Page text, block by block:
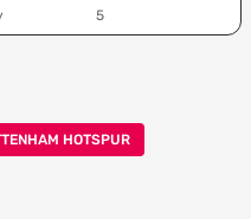
5
HOTSPUR